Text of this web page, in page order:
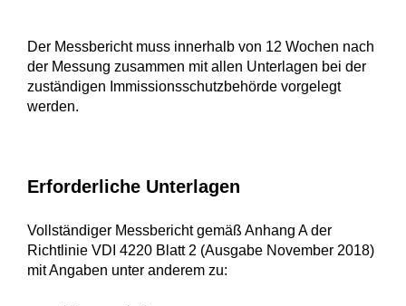
Der Messbericht muss innerhalb von 12 Wochen nach
der Messung zusammen mit allen Unterlagen bei der
zuständigen Immissionsschutzbehörde vorgelegt
werden.
Erforderliche Unterlagen
Vollständiger Messbericht gemäß Anhang A der
Richtlinie VDI 4220 Blatt 2 (Ausgabe November 2018)
mit Angaben unter anderem zu: